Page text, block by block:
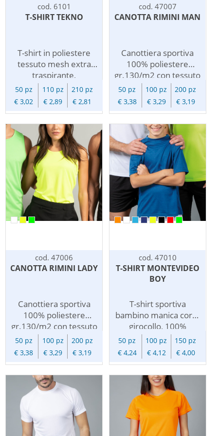
cod. 6101
T-SHIRT TEKNO
T-shirt in poliestere
tessuto mesh extra
traspirante,
trattamento cool plus,
asciugatura rapida,
girocollo a costina
doppio ago su collo,
maniche e orlo, nastro
di rinforzo interno,
maniche raglan, colori
reattivi.
50 pz 110 pz
210 pz
€ 3,02
€ 2,89 € 2,81
cod. 47007
CANOTTA RIMINI MAN
Canottiera sportiva
100% poliestere
gr.130/m2 con tessuto
a lavorazione Ripstop
sulla schiena per
aumentarne la
50 pz 100 pz
200 pz
€ 3,38
€ 3,29 € 3,19
cod. 47006
CANOTTA RIMINI LADY
Canottiera sportiva
100% poliestere
gr.130/m2 con tessuto
a lavorazione Ripstop
sulla schiena per
aumentarne la
50 pz 100 pz
200 pz
€ 3,38
€ 3,29 € 3,19
cod. 47010
T-SHIRT MONTEVIDEO
BOY
T-shirt sportiva
bambino manica corta
girocollo, 100%
poliestere gr.130/m2
con maniche raglan
per facilitare i
lavorato ripstop sulla
schiena, sulle maniche
e sui fianchi per
aumentarne la
traspirabilita'.
50 pz 100 pz
150 pz
€ 4,24
€ 4,12 € 4,00